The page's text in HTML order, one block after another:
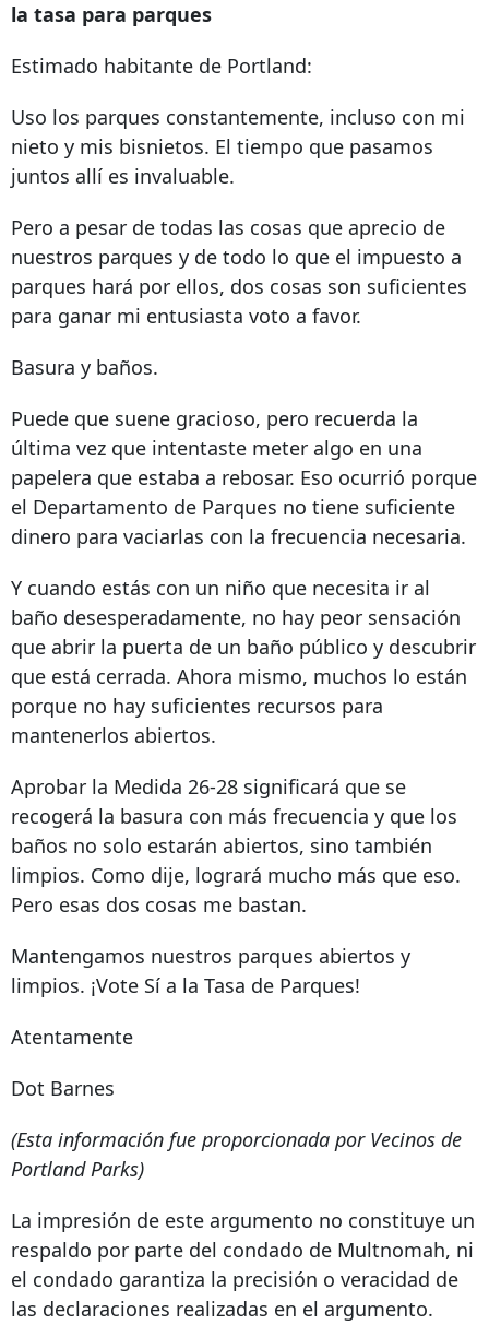
la tasa para parques
Estimado habitante de Portland:
Uso los parques constantemente, incluso con mi
nieto y mis bisnietos. El tiempo que pasamos
juntos allí es invaluable.
Pero a pesar de todas las cosas que aprecio de
nuestros parques y de todo lo que el impuesto a
parques hará por ellos, dos cosas son suficientes
para ganar mi entusiasta voto a favor.
Basura y baños.
Puede que suene gracioso, pero recuerda la
última vez que intentaste meter algo en una
papelera que estaba a rebosar. Eso ocurrió porque
el Departamento de Parques no tiene suficiente
dinero para vaciarlas con la frecuencia necesaria.
Y cuando estás con un niño que necesita ir al
baño desesperadamente, no hay peor sensación
que abrir la puerta de un baño público y descubrir
que está cerrada. Ahora mismo, muchos lo están
porque no hay suficientes recursos para
mantenerlos abiertos.
Aprobar la Medida 26-28 significará que se
recogerá la basura con más frecuencia y que los
baños no solo estarán abiertos, sino también
limpios. Como dije, logrará mucho más que eso.
Pero esas dos cosas me bastan.
Mantengamos nuestros parques abiertos y
limpios. ¡Vote Sí a la Tasa de Parques!
Atentamente
Dot Barnes
(Esta información fue proporcionada por Vecinos de
Portland Parks)
La impresión de este argumento no constituye un
respaldo por parte del condado de Multnomah, ni
el condado garantiza la precisión o veracidad de
las declaraciones realizadas en el argumento.